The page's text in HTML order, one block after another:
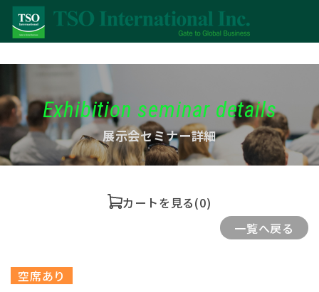
Exhibition seminar details
展示会セミナー詳細
カートを見る(0)
一覧へ戻る
空席あり